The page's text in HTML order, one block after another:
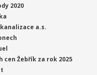
2020
a.s.
cen Žebřík za rok 2025